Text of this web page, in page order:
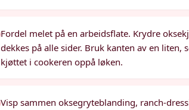
Fordel melet på en arbeidsflate. Krydre
dekkes på alle sider. Bruk kanten av en
kjøttet i cookeren oppå løken.
Visp sammen oksegryteblanding, ranch-